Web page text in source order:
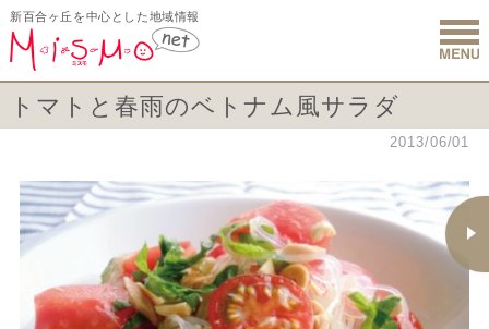
新百合ヶ丘を中心とした地域情報
新百合ヶ
トマトと春雨のベトナム風サラダ
2013/06/01